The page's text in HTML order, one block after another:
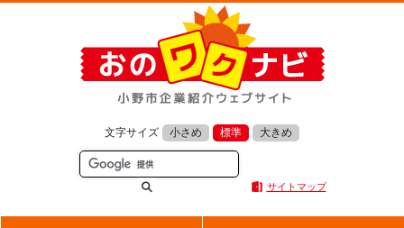
文字サイズ 小さめ 標準 大きめ
サイトマップ